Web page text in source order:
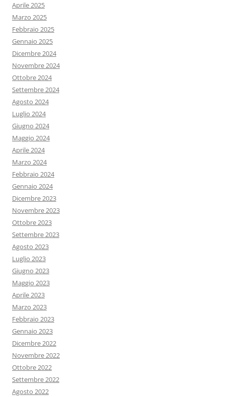
Aprile 2025
Marzo 2025
Febbraio 2025
Gennaio 2025
Dicembre 2024
Novembre 2024
Ottobre 2024
Settembre 2024
Agosto 2024
Luglio 2024
Giugno 2024
Maggio 2024
Aprile 2024
Marzo 2024
Febbraio 2024
Gennaio 2024
Dicembre 2023
Novembre 2023
Ottobre 2023
Settembre 2023
Agosto 2023
Luglio 2023
Giugno 2023
Maggio 2023
Aprile 2023
Marzo 2023
Febbraio 2023
Gennaio 2023
Dicembre 2022
Novembre 2022
Ottobre 2022
Settembre 2022
Agosto 2022